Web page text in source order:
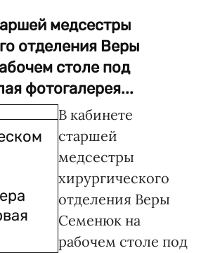
медсестры
отделения Веры
столе под
фотогалерея...
В кабинете
старшей
медсестры
хирургического
отделения Веры
Семенюк на
рабочем столе под